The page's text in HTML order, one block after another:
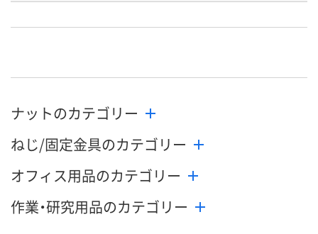
カゴへ
ナットのカテゴリー
ねじ/固定金具のカテゴリー
オフィス用品のカテゴリー
作業・研究用品のカテゴリー